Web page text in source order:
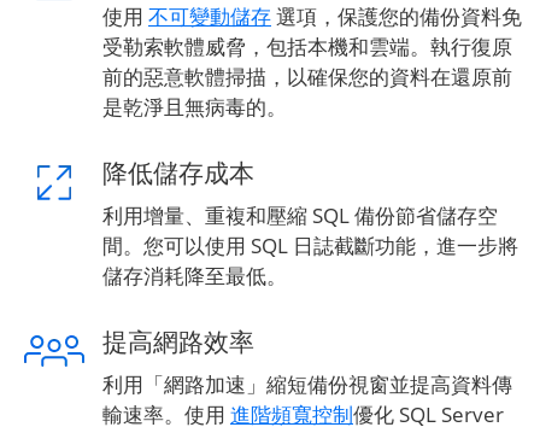
使用 不可變動儲存選項，保護您的備份資料免
受勒索軟體威脅，包括本機和雲端。執行復原
前的惡意軟體掃描，以確保您的資料在還原前
是乾淨且無病毒的。
降低儲存成本
利用增量、重複和壓縮 SQL 備份節省儲存空
間。您可以使用 SQL 日誌截斷功能，進一步將
儲存消耗降至最低。
提高網路效率
利用「網路加速」縮短備份視窗並提高資料傳
輸速率。使用 進階頻寬控制優化 SQL Server